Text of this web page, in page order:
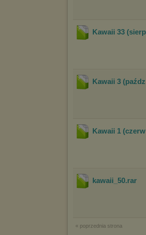
Kawaii 33
Kawaii 3
Kawaii 1
kawaii_50.rar
« poprzednia strona